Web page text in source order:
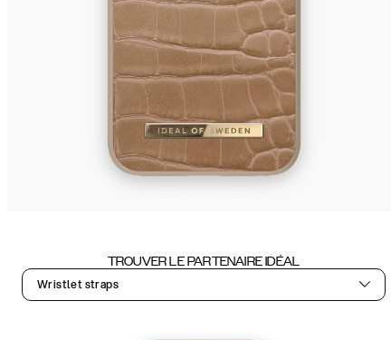
TROUVER LE PARTENAIRE IDÉAL
Wristlet straps